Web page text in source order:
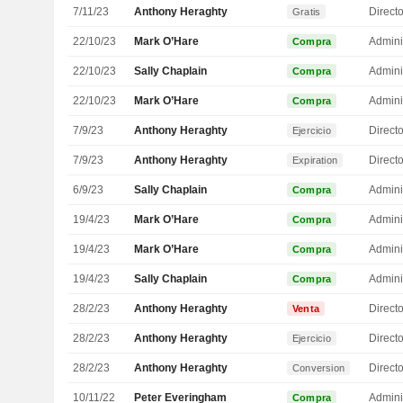
7/11/23 Anthony Heraghty Gratis
22/10/23 Mark O’Hare Compra
22/10/23 Sally Chaplain Compra
22/10/23 Mark O’Hare Compra
7/9/23 Anthony Heraghty Ejercicio
7/9/23 Anthony Heraghty Expiration
6/9/23 Sally Chaplain Compra
19/4/23 Mark O’Hare Compra
19/4/23 Mark O’Hare Compra
19/4/23 Sally Chaplain Compra
28/2/23 Anthony Heraghty Venta
28/2/23 Anthony Heraghty Ejercicio
28/2/23 Anthony Heraghty Conversion
10/11/22 Peter Everingham Compra